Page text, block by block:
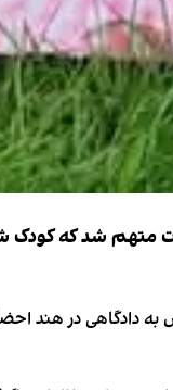
متهم شد که کودک
دادگاهی در هند